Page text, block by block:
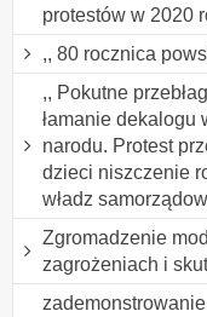
protestów w 2020
,, 80 rocznica
,, Pokutne
łamanie dekalogu
narodu. Protest
dzieci niszczenie
władz
Zgromadzenie
zagrożeniach i